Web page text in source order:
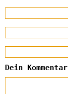
Dein Kommentar